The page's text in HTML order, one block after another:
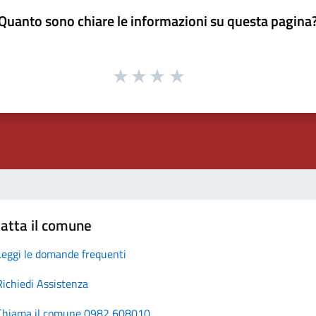
sono chiare le informazioni su questa
il comune
le domande frequenti
Assistenza